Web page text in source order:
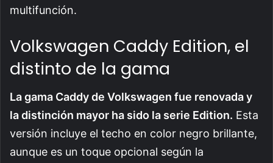
multifunción.
Volkswagen Caddy Edition, el
distinto de la gama
La gama Caddy de Volkswagen fue renovada y
la distinción mayor ha sido la serie Edition. Esta
versión incluye el techo en color negro brillante,
aunque es un toque opcional según la